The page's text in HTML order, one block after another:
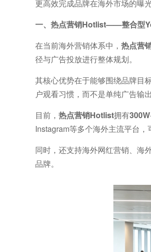
更高效完成品牌在海外市场的曝
一、热点营销Hotlist——整合型
在当前海外营销体系中， 热点营
径与广告投放进行整体规划。
其核心优势在于能够围绕品牌目
户观看习惯，而不是单纯广告输出
目前， 热点营销Hotlist拥有
Instagram等多个海外主流平台
同时，还支持海外网红营销、海
品牌。